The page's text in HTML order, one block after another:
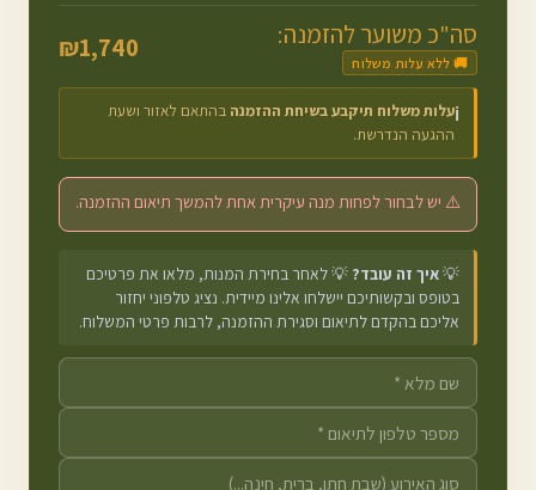
סה"כ משוער להזמנה:
🚚 ללא עלות משלוח ₪1,740
ℹ️עלות משלוח תיקבע בשיחת ההזמנה בהתאם לאזור ושעת
ההגעה הנדרשת.
⚠️ יש לבחור לפחות מנה עיקרית אחת להמשך תיאום ההזמנה.
💡איך זה עובד? 💡 לאחר בחירת המנות, מלאו את פרטיכם
בטופס ובקשותיכם יישלחו אלינו מיידית. נציג טלפוני יחזור
אליכם בהקדם לתיאום וסגירת ההזמנה, לרבות פרטי המשלוח.